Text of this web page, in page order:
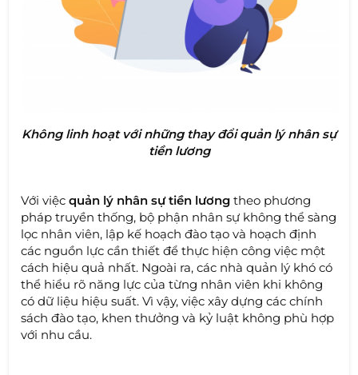
Không linh hoạt với những thay đổi quản lý nhân sự
tiền lương
Với việcquản lý nhân sự tiền lương theo phương
pháp truyền thống, bộ phận nhân sự không thể sàng
lọc nhân viên, lập kế hoạch đào tạo và hoạch định
các nguồn lực cần thiết để thực hiện công việc một
cách hiệu quả nhất. Ngoài ra, các nhà quản lý khó có
thể hiểu rõ năng lực của từng nhân viên khi không
có dữ liệu hiệu suất. Vì vậy, việc xây dựng các chính
sách đào tạo, khen thưởng và kỷ luật không phù hợp
với nhu cầu.